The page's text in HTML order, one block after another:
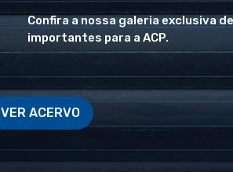
Confira a nossa galeria exclusiva
importantes para a ACP.
VER ACERVO